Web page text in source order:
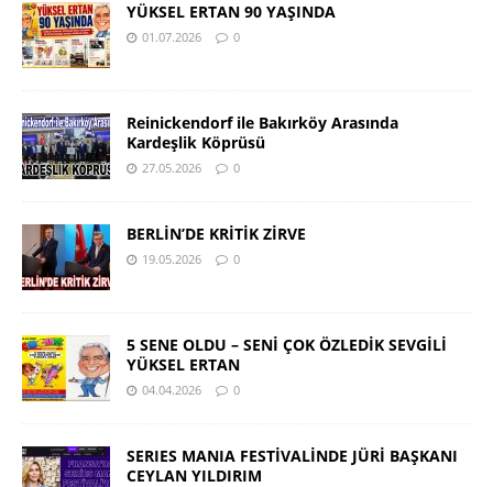
YÜKSEL ERTAN 90 YAŞINDA
01.07.2026 0
Reinickendorf ile Bakırköy Arasında
Kardeşlik Köprüsü
27.05.2026 0
BERLİN’DE KRİTİK ZİRVE
19.05.2026 0
5 SENE OLDU – SENİ ÇOK ÖZLEDİK SEVGİLİ
YÜKSEL ERTAN
04.04.2026 0
SERIES MANIA FESTİVALİNDE JÜRİ BAŞKANI
CEYLAN YILDIRIM